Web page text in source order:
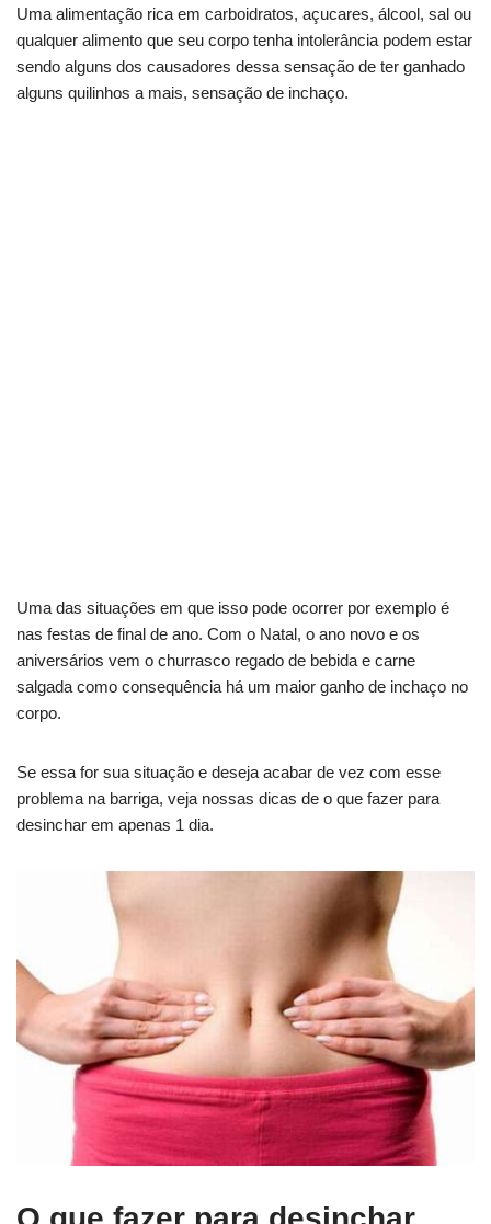
Uma alimentação rica em carboidratos, açucares, álcool, sal ou
qualquer alimento que seu corpo tenha intolerância podem estar
sendo alguns dos causadores dessa sensação de ter ganhado
alguns quilinhos a mais, sensação de inchaço.
Uma das situações em que isso pode ocorrer por exemplo é
nas festas de final de ano. Com o Natal, o ano novo e os
aniversários vem o churrasco regado de bebida e carne
salgada como consequência há um maior ganho de inchaço no
corpo.
Se essa for sua situação e deseja acabar de vez com esse
problema na barriga, veja nossas dicas de o que fazer para
desinchar em apenas 1 dia.